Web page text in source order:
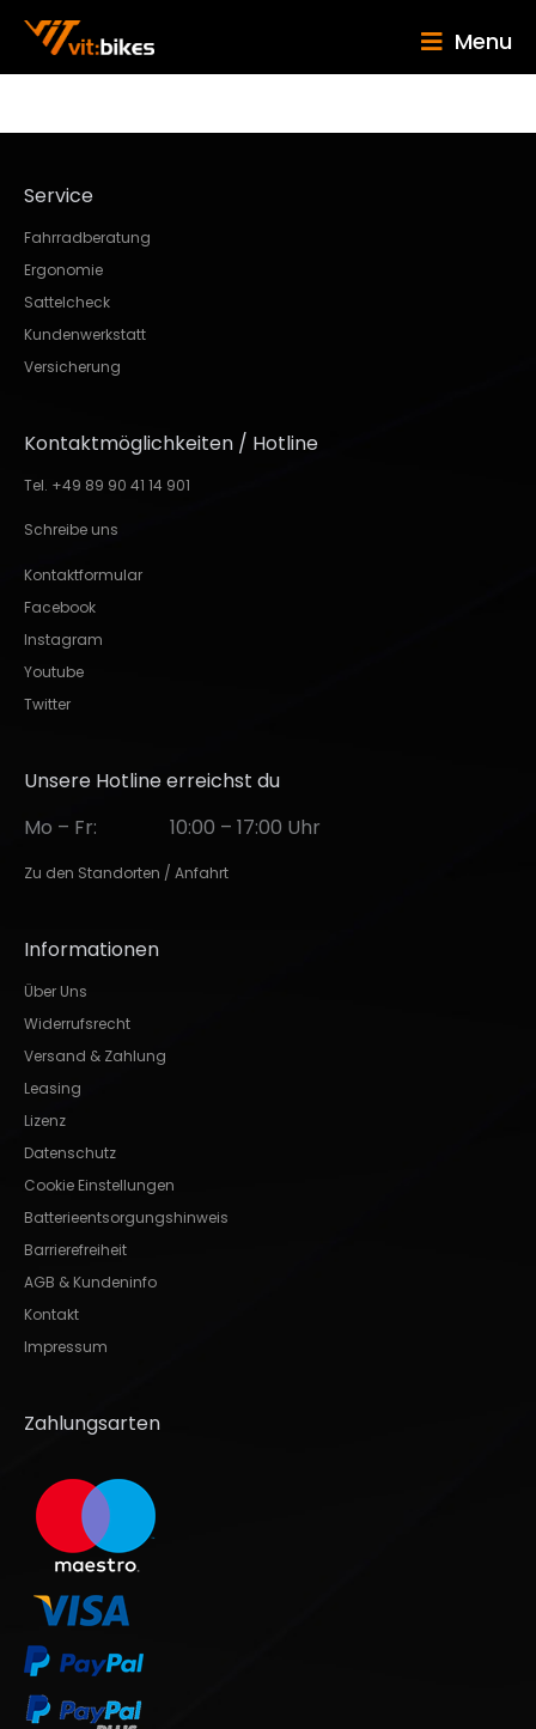
Menu
Service
Fahrradberatung
Ergonomie
Sattelcheck
Kundenwerkstatt
Versicherung
Kontaktmöglichkeiten / Hotline
Tel. +49 89 90 41 14 901
Schreibe uns
Kontaktformular
Facebook
Instagram
Youtube
Twitter
Unsere Hotline erreichst du
Mo – Fr:
10:00 – 17:00 Uhr
Zu den Standorten / Anfahrt
Informationen
Über Uns
Widerrufsrecht
Versand & Zahlung
Leasing
Lizenz
Datenschutz
Cookie Einstellungen
Batterieentsorgungshinweis
Barrierefreiheit
AGB & Kundeninfo
Kontakt
Impressum
Zahlungsarten